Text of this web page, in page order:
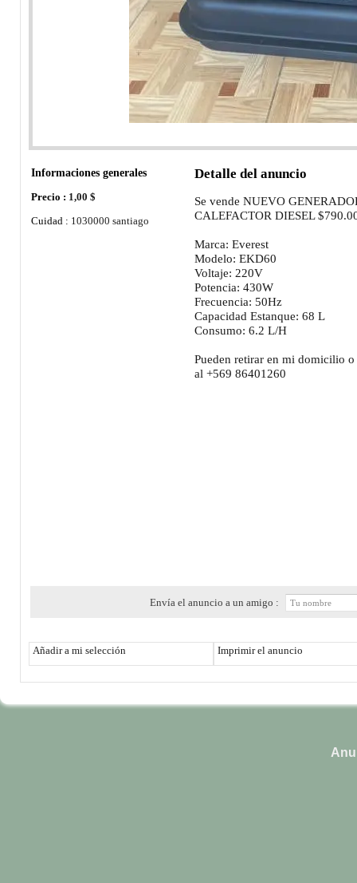
Informaciones generales
Precio : 1,00 $
Cuidad : 1030000 santiago
Detalle del anuncio
Se vende NUEVO
CALEFACTOR DIESEL
Marca: Everest
Modelo: EKD60
Voltaje: 220V
Potencia: 430W
Frecuencia: 50Hz
Capacidad Estanque: 68 L
Consumo: 6.2 L/H
Pueden retirar en mi domicilio
al +569 86401260
Envía el anuncio a un amigo :
Añadir a mi selección Imprimir el anuncio